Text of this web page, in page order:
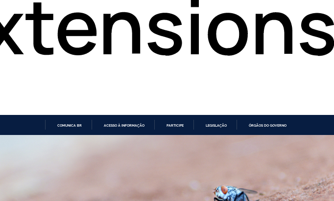
COMUNICA BR ACESSO À INFORMAÇÃO PARTICIPE LEGISLAÇÃO ÓRGÃOS DO GOVERNO